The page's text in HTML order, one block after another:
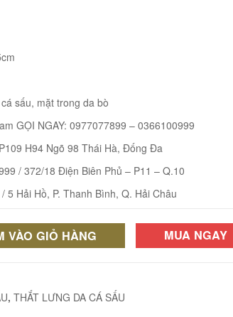
sấu, mặt trong da bò
GỌI NGAY: 0977077899 – 0366100999
H94 Ngõ 98 Thái Hà, Đống Đa
/ 372/18 Điện Biên Phủ – P11 – Q.10
Hải Hồ, P. Thanh Bình, Q. Hải Châu
VÀO GIỎ HÀNG MUA NGAY
, THẮT LƯNG DA CÁ SẤU